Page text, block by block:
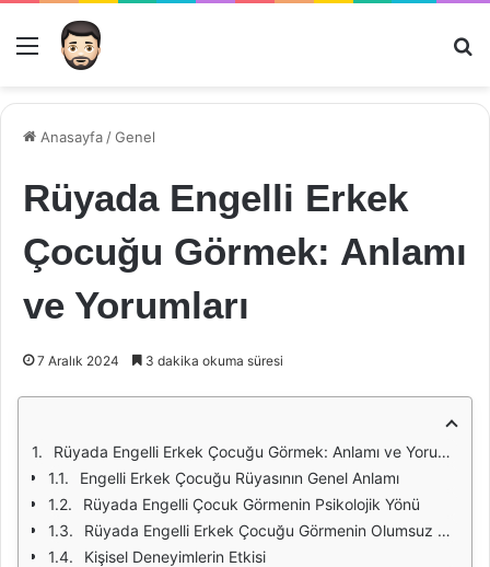
Menü
Anasayfa /Genel
Rüyada Engelli Erkek
Çocuğu Görmek: Anlamı
ve Yorumları
7 Aralık 2024 3 dakika okuma süresi
Rüyada Engelli Erkek Çocuğu Görmek: Anlamı ve Yorumları
Engelli Erkek Çocuğu Rüyasının Genel Anlamı
Rüyada Engelli Çocuk Görmenin Psikolojik Yönü
Rüyada Engelli Erkek Çocuğu Görmenin Olumsuz ve Olumlu Yönleri
Kişisel Deneyimlerin Etkisi